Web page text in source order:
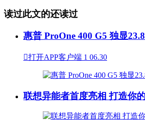
读过此文的还读过
惠普 ProOne 400 G5 独显
打开APP客户端 1 06.30
联想异能者首度亮相 打造你